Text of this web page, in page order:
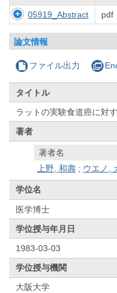
05919_Abstract pdf
論文情報
ファイル出力
タイトル
ラットの実験食道癌に対
著者
著者名
上野, 和壽 ; ウエノ,
学位名
医学博士
学位授与年月日
1983-03-03
学位授与機関
大阪大学